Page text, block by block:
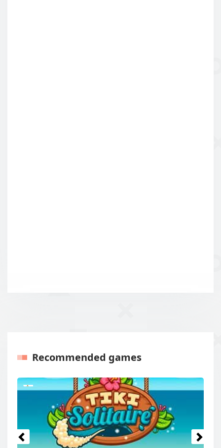
Recommended games
Previous Next